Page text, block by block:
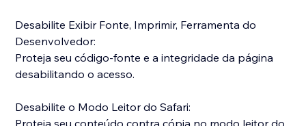
Desabilite Exibir Fonte, Imprimir, Ferramenta do
Desenvolvedor:
Proteja seu código-fonte e a integridade da página
desabilitando o acesso.
Desabilite o Modo Leitor do Safari: